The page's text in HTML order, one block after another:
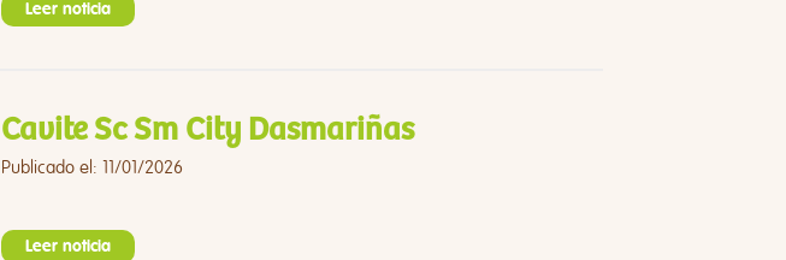
Leer noticia
Cavite Sc Sm City Dasmariñas
Publicado el: 11/01/2026
Leer noticia